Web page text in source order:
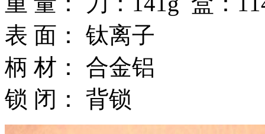
表 面： 钛离子
柄 材： 合金铝
锁 闭： 背锁